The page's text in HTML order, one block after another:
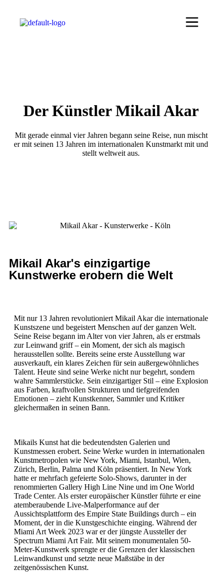
Der Künstler Mikail Akar
Mit gerade einmal vier Jahren begann seine Reise, nun mischt
er mit seinen 13 Jahren im internationalen Kunstmarkt mit und
stellt weltweit aus.
Mikail Akar's einzigartige
Kunstwerke erobern die Welt
Mit nur 13 Jahren revolutioniert Mikail Akar die internationale
Kunstszene und begeistert Menschen auf der ganzen Welt.
Seine Reise begann im Alter von vier Jahren, als er erstmals
zur Leinwand griff – ein Moment, der sich als magisch
herausstellen sollte. Bereits seine erste Ausstellung war
ausverkauft, ein klares Zeichen für sein außergewöhnliches
Talent. Heute sind seine Werke nicht nur begehrt, sondern
wahre Sammlerstücke. Sein einzigartiger Stil – eine Explosion
aus Farben, kraftvollen Strukturen und tiefgreifenden
Emotionen – zieht Kunstkenner, Sammler und Kritiker
gleichermaßen in seinen Bann.
Mikails Kunst hat die bedeutendsten Galerien und
Kunstmessen erobert. Seine Werke wurden in internationalen
Kunstmetropolen wie New York, Miami, Istanbul, Wien,
Zürich, Berlin, Palma und Köln präsentiert. In New York
hatte er mehrfach gefeierte Solo-Shows, darunter in der
renommierten Gallery High Line Nine und im One World
Trade Center. Als erster europäischer Künstler führte er eine
atemberaubende Live-Malperformance auf der
Aussichtsplattform des Empire State Buildings durch – ein
Moment, der in die Kunstgeschichte einging. Während der
Miami Art Week 2023 war er der jüngste Aussteller der
Spectrum Miami Art Fair. Mit seinem monumentalen 50-
Meter-Kunstwerk sprengte er die Grenzen der klassischen
Leinwandkunst und setzte neue Maßstäbe in der
zeitgenössischen Kunst.